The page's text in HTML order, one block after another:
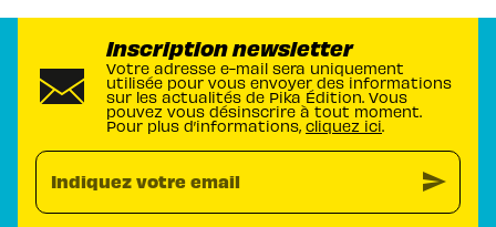
Inscription newsletter
Votre adresse e-mail sera uniquement
utilisée pour vous envoyer des informations
sur les actualités de Pika Édition. Vous
pouvez vous désinscrire à tout moment.
Pour plus d’informations, cliquez ici.
Indiquez votre email send